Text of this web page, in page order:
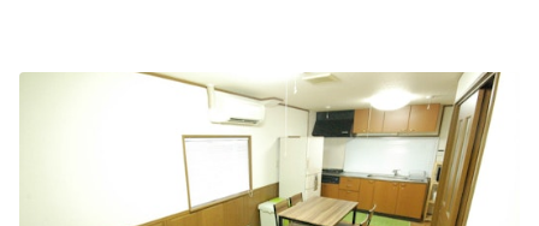
마켓와 편의점이 있어 생활하기에도 편리합니다. 일본 생활의 시작은